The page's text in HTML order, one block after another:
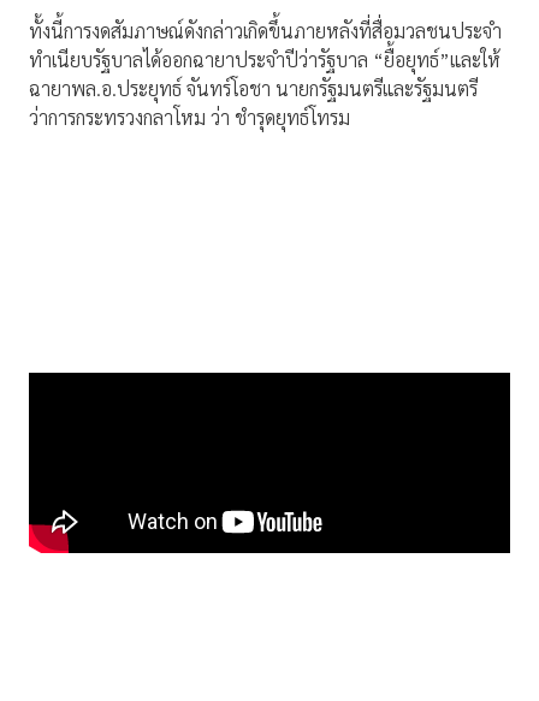
ทั้งนี้การงดสัมภาษณ์ดังกล่าวเกิดขึ้นภายหลังที่สื่อมวลชนประจำ
ทำเนียบรัฐบาลได้ออกฉายาประจำปีว่ารัฐบาล “ยื้อยุทธ์”และให้
ฉายาพล.อ.ประยุทธ์ จันทร์โอชา นายกรัฐมนตรีและรัฐมนตรี
ว่าการกระทรวงกลาโหม ว่า ชำรุดยุทธ์โทรม